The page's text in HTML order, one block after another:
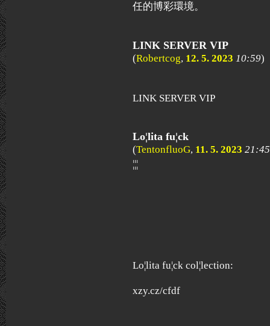
任的博彩環境。
LINK SERVER VIP
(Robertcog, 12. 5. 2023 10:59)
LINK SERVER VIP
Lo¦lita fu¦ck
(TentonfluoG, 11. 5. 2023 21:45
¦¦¦
Lo¦lita fu¦ck col¦lection:
xzy.cz/cfdf